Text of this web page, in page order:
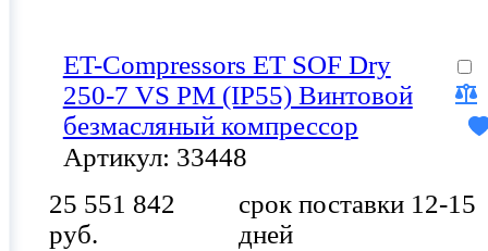
ET-Compressors ET SOF Dry
250-7 VS PM (IP55) Винтовой
безмасляный компрессор
Артикул: 33448
25 551 842
руб.
срок поставки 12-15
дней